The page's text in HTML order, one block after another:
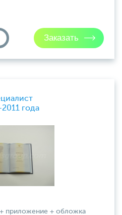
года
приложение + обложка